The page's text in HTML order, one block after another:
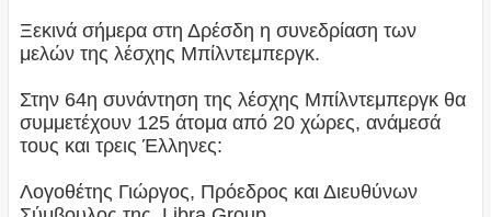
Ξεκινά σήμερα στη Δρέσδη η συνεδρίαση των
μελών της λέσχης Μπίλντεμπεργκ.
Στην 64η συνάντηση της λέσχης Μπίλντεμπεργκ θα
συμμετέχουν 125 άτομα από 20 χώρες, ανάμεσά
τους και τρεις Έλληνες:
Λογοθέτης Γιώργος, Πρόεδρος και Διευθύνων